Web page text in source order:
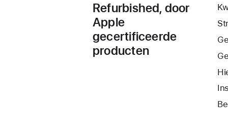
Refurbished, door
Apple
gecertificeerde
producten